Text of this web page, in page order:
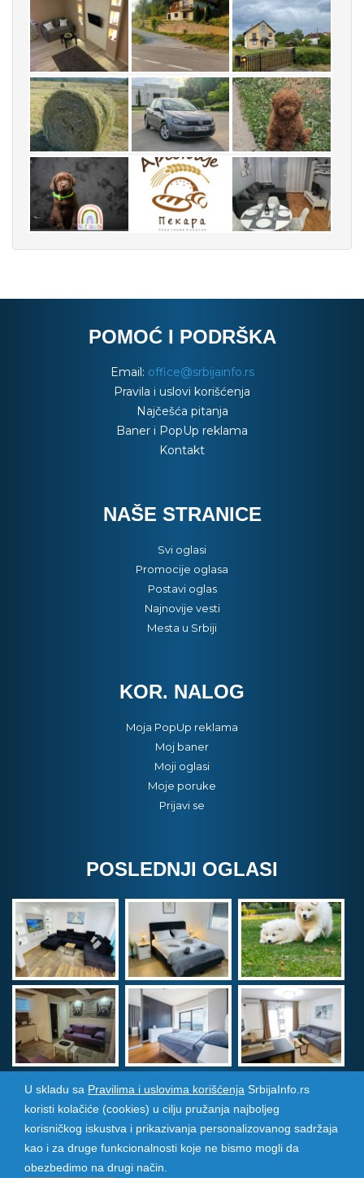
POMOĆ I PODRŠKA
Email: office@srbijainfo.rs
Pravila i uslovi korišćenja
Najčešća pitanja
Baner i PopUp reklama
Kontakt
NAŠE STRANICE
Svi oglasi
Promocije oglasa
Postavi oglas
Najnovije vesti
Mesta u Srbiji
KOR. NALOG
Moja PopUp reklama
Moj baner
Moji oglasi
Moje poruke
Prijavi se
POSLEDNJI OGLASI
Srbija Info©2026. Sva prava zadržana. Pogledajte i
pozarevacinfo.rs
U skladu sa Pravilima i uslovima korišćenja SrbijaInfo.rs
koristi kolačiće (cookies) u cilju pružanja najboljeg
korisničkog iskustva i prikazivanja personalizovanog sadržaja
kao i za druge funkcionalnosti koje ne bismo mogli da
obezbedimo na drugi način.